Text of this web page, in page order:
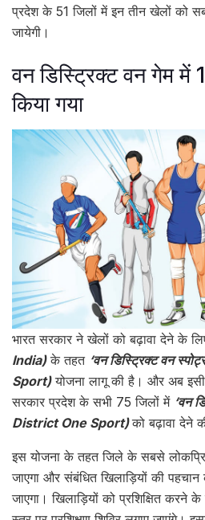
प्रदेश के 51 जिलों में इन तीन खेलों को
जायेगी।
वन डिस्ट्रिक्ट वन गेम
किया गया
भारत सरकार ने खेलों को बढ़ावा देने के
India)के तहत ‘वन डिस्ट्रिक्ट वन
Sport)योजना लागू की है। और अब
सरकार प्रदेश के सभी 75 जिलों में ‘वन
District One Sport)को बढ़ावा देने
इस योजना के तहत जिले के सबसे
जाएगा और संबंधित खिलाड़ियों की
जाएगा। खिलाड़ियों को प्रशिक्षित करने